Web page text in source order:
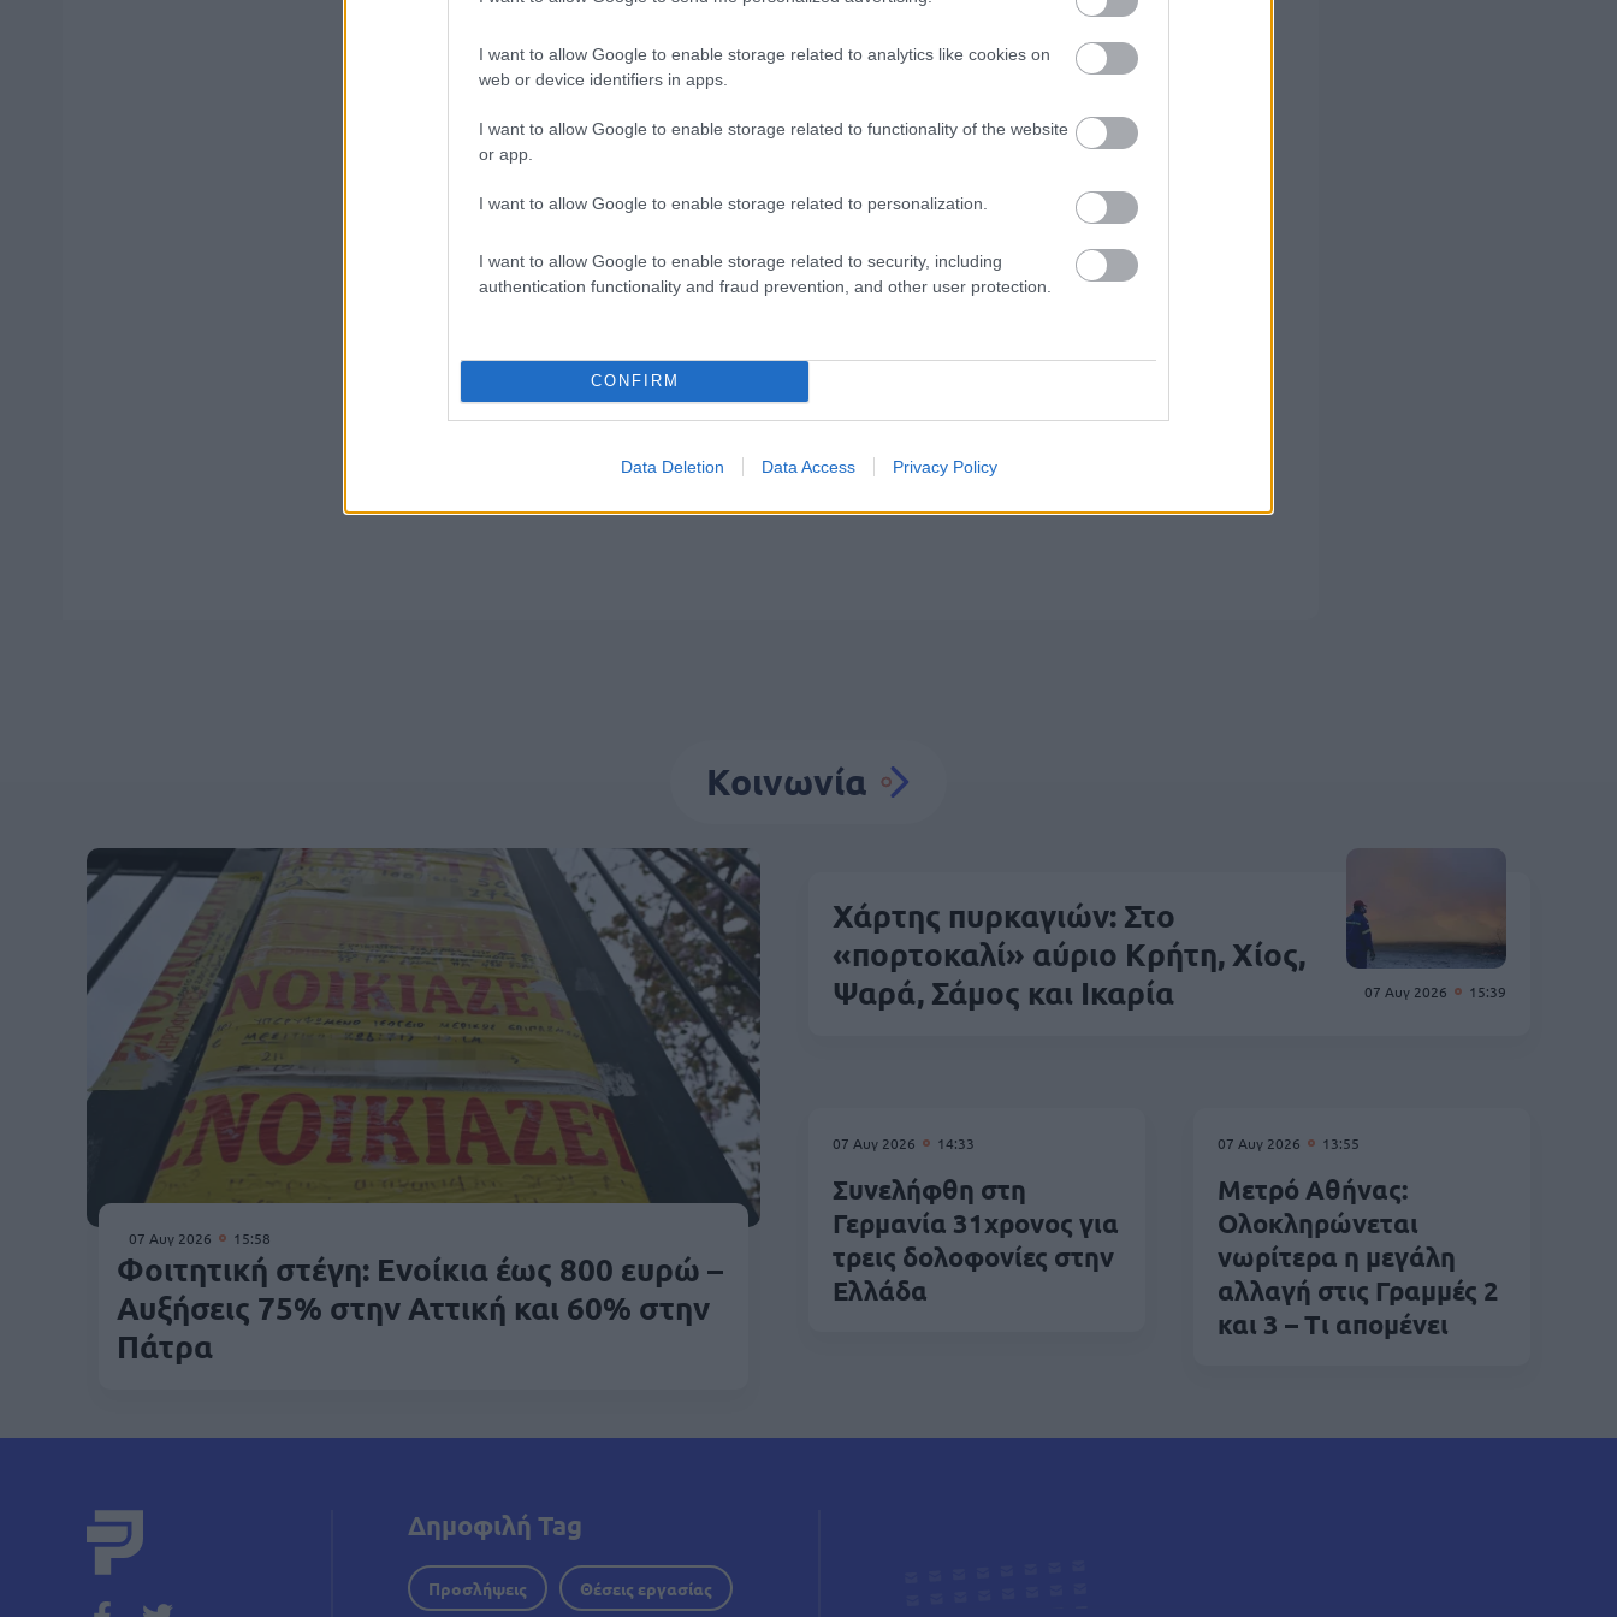
I want to allow Google to enable storage related to analytics like cookies on
web or device identifiers in apps.
I want to allow Google to enable storage related to functionality of the website
or app.
I want to allow Google to enable storage related to personalization.
I want to allow Google to enable storage related to security, including
authentication functionality and fraud prevention, and other user protection.
CONFIRM
Data Deletion Data Access Privacy Policy
ΥΠΕΣ: Προγραμματισμός προσλήψεων 2027 - Παρατείνεται το Β'
Στάδιο
Προσλήψεις αναπληρωτών: Περίπου 30.000 ονόματα στην α' φάση
ΔΥΠΑ: Ευκαιρία συνταξιοδότησης για 8.000 ανέργους άνω των 55
ετών – Ξεκίνησαν οι αιτήσεις
Θάνατος Απώλεια Νοσοκομεία Επίθεση
Κοινωνία
07 Αυγ 2026 15:58
Φοιτητική στέγη: Ενοίκια έως 800 ευρώ –
Αυξήσεις 75% στην Αττική και 60% στην
Πάτρα
07 Αυγ 2026 15:39
Χάρτης πυρκαγιών: Στο
«πορτοκαλί» αύριο Κρήτη, Χίος,
Ψαρά, Σάμος και Ικαρία
07 Αυγ 2026 14:33
Συνελήφθη στη
Γερμανία 31χρονος για
τρεις δολοφονίες στην
Ελλάδα
07 Αυγ 2026 13:55
Μετρό Αθήνας:
Ολοκληρώνεται
νωρίτερα η μεγάλη
αλλαγή στις Γραμμές 2
και 3 – Τι απομένει
Δημοφιλή Tag
Προσλήψεις Θέσεις εργασίας